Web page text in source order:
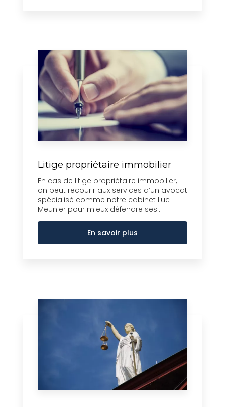
Litige propriétaire immobilier
En cas de litige propriétaire immobilier,
on peut recourir aux services d’un avocat
spécialisé comme notre cabinet Luc
Meunier pour mieux défendre ses...
En savoir plus